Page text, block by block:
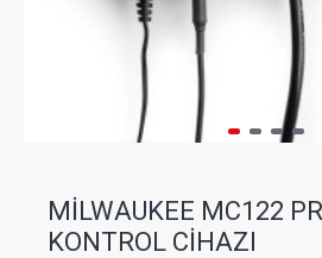
MILWAUKEE MC122
KONTROL CIHAZI